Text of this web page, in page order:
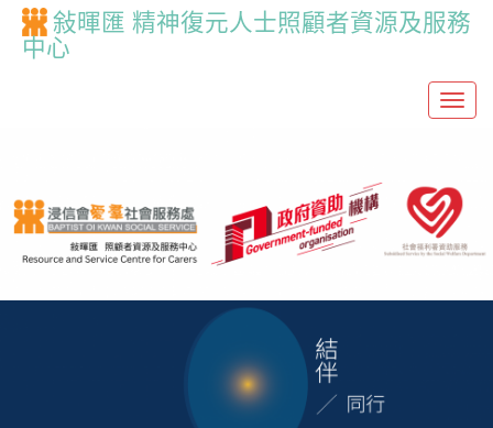
敍暉匯 精神復元人士照顧者資源及服務
中心
T
g
l
e
a